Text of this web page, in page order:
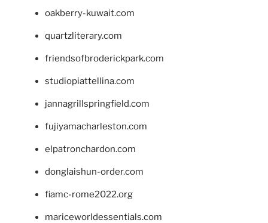
oakberry-kuwait.com
quartzliterary.com
friendsofbroderickpark.com
studiopiattellina.com
jannagrillspringfield.com
fujiyamacharleston.com
elpatronchardon.com
donglaishun-order.com
fiamc-rome2022.org
mariceworldessentials.com